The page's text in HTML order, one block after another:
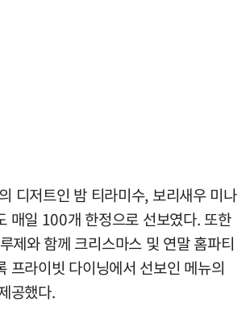
디저트인 밤 티라미수, 보리새우 미나
매일 100개 한정으로 선보였다. 또한
제와 함께 크리스마스 및 연말 홈파티
프라이빗 다이닝에서 선보인 메뉴의
공했다.